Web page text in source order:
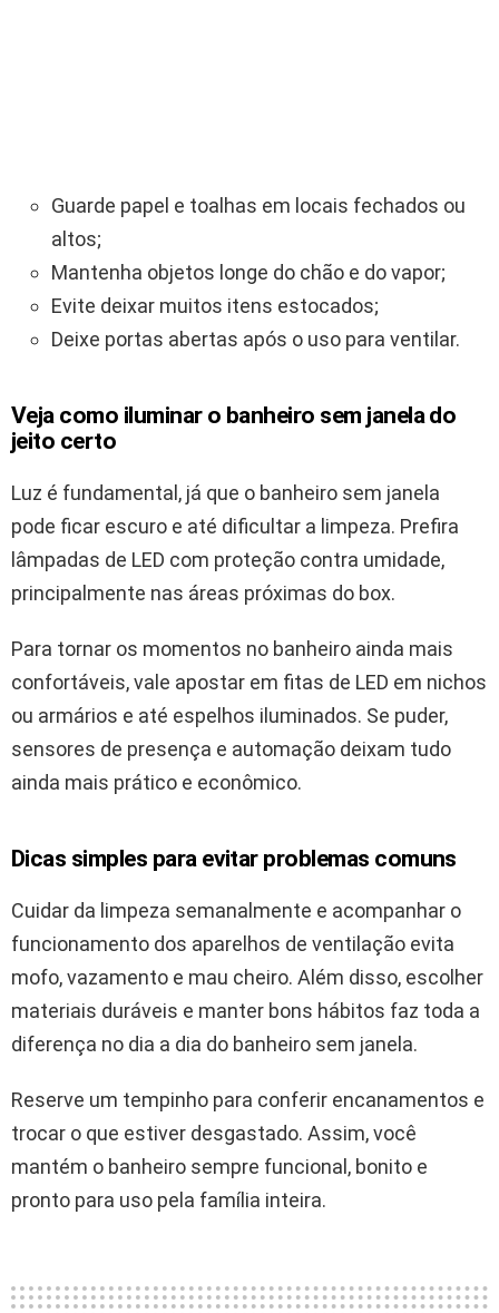
Guarde papel e toalhas em locais fechados ou
altos;
Mantenha objetos longe do chão e do vapor;
Evite deixar muitos itens estocados;
Deixe portas abertas após o uso para ventilar.
Veja como iluminar o banheiro sem janela do
jeito certo
Luz é fundamental, já que o banheiro sem janela
pode ficar escuro e até dificultar a limpeza. Prefira
lâmpadas de LED com proteção contra umidade,
principalmente nas áreas próximas do box.
Para tornar os momentos no banheiro ainda mais
confortáveis, vale apostar em fitas de LED em nichos
ou armários e até espelhos iluminados. Se puder,
sensores de presença e automação deixam tudo
ainda mais prático e econômico.
Dicas simples para evitar problemas comuns
Cuidar da limpeza semanalmente e acompanhar o
funcionamento dos aparelhos de ventilação evita
mofo, vazamento e mau cheiro. Além disso, escolher
materiais duráveis e manter bons hábitos faz toda a
diferença no dia a dia do banheiro sem janela.
Reserve um tempinho para conferir encanamentos e
trocar o que estiver desgastado. Assim, você
mantém o banheiro sempre funcional, bonito e
pronto para uso pela família inteira.